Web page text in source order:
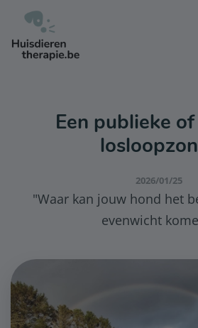
Een publieke
2026/01/25
"Waar kan jouw hond het
evenwicht